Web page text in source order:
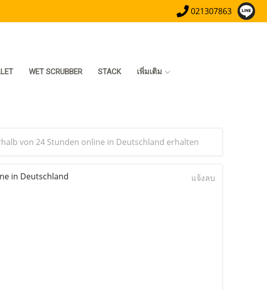
021307863
WET SCRUBBER STACK เพิ่มเติม
von 24 Stunden online in Deutschland erhalten
in Deutschland
แจ้งลบ